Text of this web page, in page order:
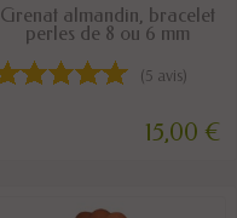
DISPONIBLE
Grenat almandin, bracelet
perles de 8 ou 6 mm
(5 avis)
15,00 €